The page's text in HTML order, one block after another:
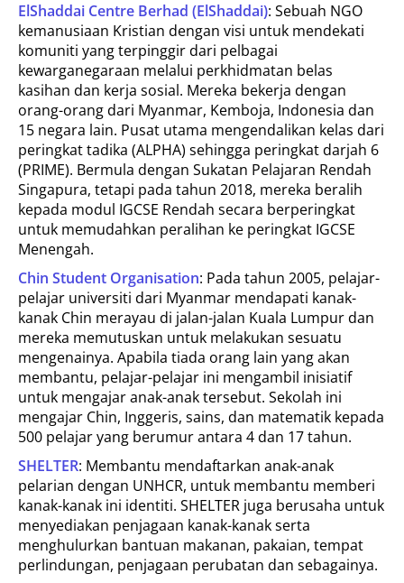
ElShaddai Centre Berhad (ElShaddai): Sebuah NGO
kemanusiaan Kristian dengan visi untuk mendekati
komuniti yang terpinggir dari pelbagai
kewarganegaraan melalui perkhidmatan belas
kasihan dan kerja sosial. Mereka bekerja dengan
orang-orang dari Myanmar, Kemboja, Indonesia dan
15 negara lain. Pusat utama mengendalikan kelas dari
peringkat tadika (ALPHA) sehingga peringkat darjah 6
(PRIME). Bermula dengan Sukatan Pelajaran Rendah
Singapura, tetapi pada tahun 2018, mereka beralih
kepada modul IGCSE Rendah secara berperingkat
untuk memudahkan peralihan ke peringkat IGCSE
Menengah.
Chin Student Organisation: Pada tahun 2005, pelajar-
pelajar universiti dari Myanmar mendapati kanak-
kanak Chin merayau di jalan-jalan Kuala Lumpur dan
mereka memutuskan untuk melakukan sesuatu
mengenainya. Apabila tiada orang lain yang akan
membantu, pelajar-pelajar ini mengambil inisiatif
untuk mengajar anak-anak tersebut. Sekolah ini
mengajar Chin, Inggeris, sains, dan matematik kepada
500 pelajar yang berumur antara 4 dan 17 tahun.
SHELTER: Membantu mendaftarkan anak-anak
pelarian dengan UNHCR, untuk membantu memberi
kanak-kanak ini identiti. SHELTER juga berusaha untuk
menyediakan penjagaan kanak-kanak serta
menghulurkan bantuan makanan, pakaian, tempat
perlindungan, penjagaan perubatan dan sebagainya.